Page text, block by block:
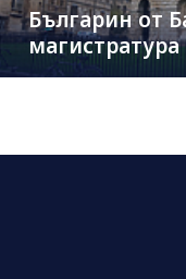
Българин от